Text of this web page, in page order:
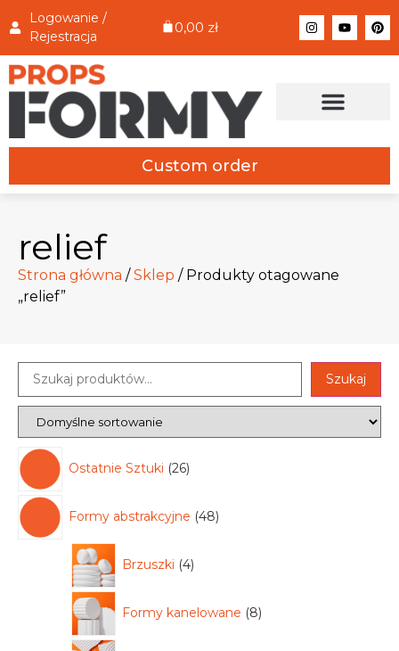
Logowanie /
Rejestracja
0,00 zł
Custom order
relief
Strona główna /Sklep / Produkty otagowane
„relief”
Szukaj
Ostatnie Sztuki 26
Formy abstrakcyjne 48
Brzuszki 4
Formy kanelowane 8